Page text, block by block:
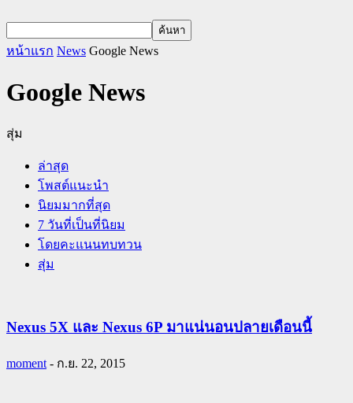
หน้าแรก News Google News
Google News
สุ่ม
ล่าสุด
โพสต์แนะนำ
นิยมมากที่สุด
7 วันที่เป็นที่นิยม
โดยคะแนนทบทวน
สุ่ม
Nexus 5X และ Nexus 6P มาแน่นอนปลายเดือนนี้
moment - ก.ย. 22, 2015